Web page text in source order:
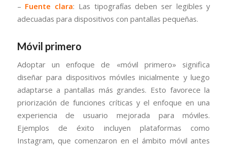
– Fuente clara: Las tipografías deben ser legibles y
adecuadas para dispositivos con pantallas pequeñas.
Móvil primero
Adoptar un enfoque de «móvil primero» significa
diseñar para dispositivos móviles inicialmente y luego
adaptarse a pantallas más grandes. Esto favorece la
priorización de funciones críticas y el enfoque en una
experiencia de usuario mejorada para móviles.
Ejemplos de éxito incluyen plataformas como
Instagram, que comenzaron en el ámbito móvil antes